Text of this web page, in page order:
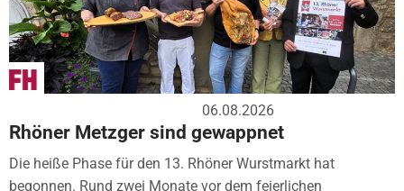
06.08.2026
Rhöner Metzger sind gewappnet
Die heiße Phase für den 13. Rhöner Wurstmarkt hat
begonnen. Rund zwei Monate vor dem feierlichen